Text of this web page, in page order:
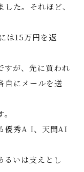
た。それほど、
は15万円を返
すが、先に買われ
自にメールを送
優秀A I、天聞AI
るいは支えとし